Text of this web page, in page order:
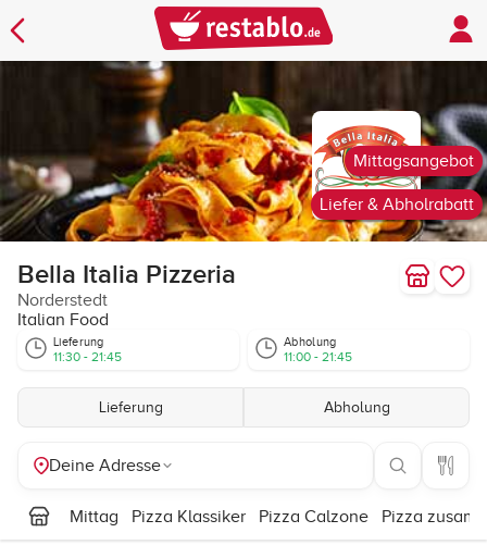
Liefer & Abholrabatt
Mittagsangebot
Bella Italia Pizzeria
Norderstedt
Italian Food
Lieferung
11:30 - 21:45
Abholung
11:00 - 21:45
Lieferung Abholung
Deine Adresse
Mittag Pizza Klassiker Pizza Calzone Pizza